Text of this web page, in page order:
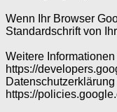
Wenn Ihr Browser
Standardschrift von
Weitere
https://
https://